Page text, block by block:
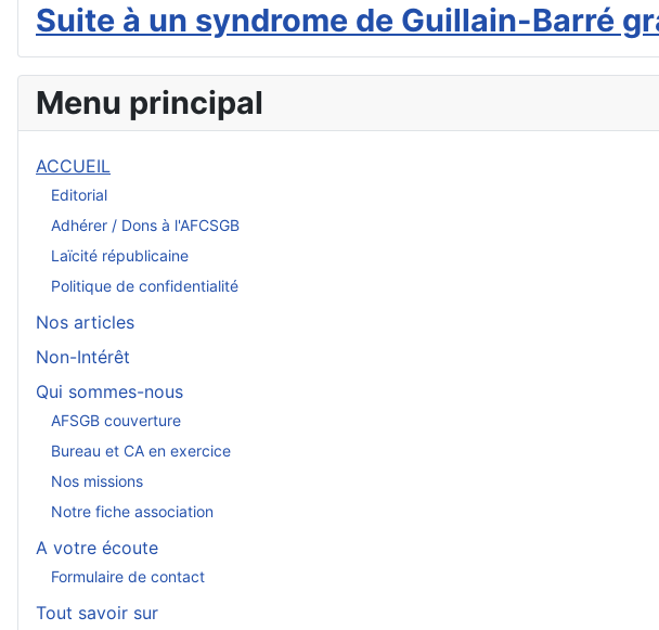
Suite à un syndrome de Guillain-Barré
Menu principal
ACCUEIL
Editorial
Adhérer / Dons à l'AFCSGB
Laïcité républicaine
Politique de confidentialité
Nos articles
Non-Intérêt
Qui sommes-nous
AFSGB couverture
Bureau et CA en exercice
Nos missions
Notre fiche association
A votre écoute
Formulaire de contact
Tout savoir sur